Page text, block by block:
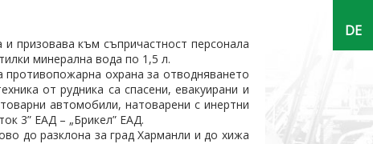
DE
призовава към съпричастност персонала
минерална вода по 1,5 л.
противопожарна охрана за отводняването
от рудника са спасени, евакуирани и
автомобили, натоварени с инертни
3” ЕАД – „Брикел” ЕАД.
до разклона за град Харманли и до хижа